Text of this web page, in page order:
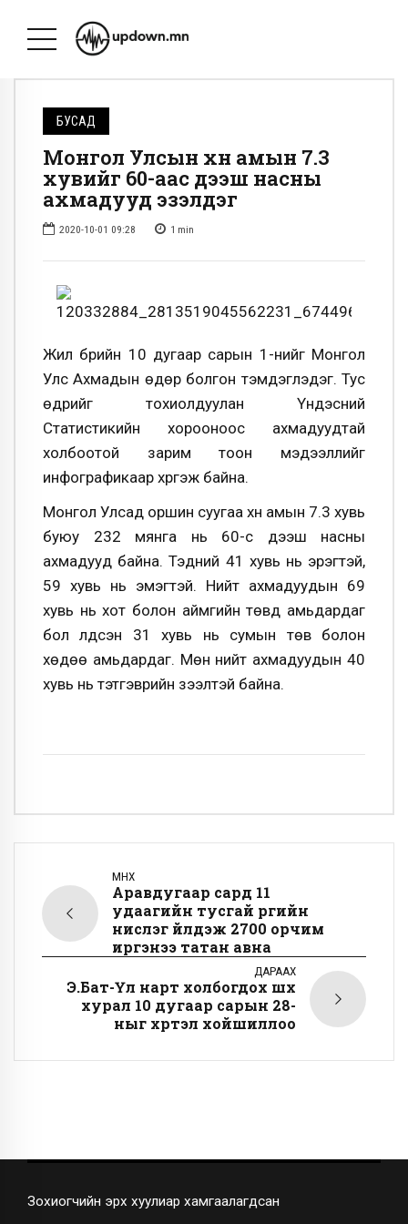
БУСАД
Монгол Улсын хүн амын 7.3
хувийг 60-аас дээш насны
ахмадууд эзэлдэг
2020-10-01 09:28 1 min
Жил бүрийн 10 дугаар сарын 1-нийг Монгол
Улс Ахмадын өдөр болгон тэмдэглэдэг. Тус
өдрийг тохиолдуулан Үндэсний
Статистикийн хорооноос ахмадуудтай
холбоотой зарим тоон мэдээллийг
инфографикаар хүргэж байна.
Монгол Улсад оршин суугаа хүн амын 7.3 хувь
буюу 232 мянга нь 60-с дээш насны
ахмадууд байна. Тэдний 41 хувь нь эрэгтэй,
59 хувь нь эмэгтэй. Нийт ахмадуудын 69
хувь нь хот болон аймгийн төвд амьдардаг
бол үлдсэн 31 хувь нь сумын төв болон
хөдөө амьдардаг. Мөн нийт ахмадуудын 40
хувь нь тэтгэврийн зээлтэй байна.
ӨМНӨХ
Аравдугаар сард 11
удаагийн тусгай үүргийн
нислэг үйлдэж 2700 орчим
иргэнээ татан авна
ДАРААХ
Э.Бат-Үүл нарт холбогдох шүүх
хурал 10 дугаар сарын 28-
ныг хүртэл хойшиллоо
Зохиогчийн эрх хуулиар хамгаалагдсан